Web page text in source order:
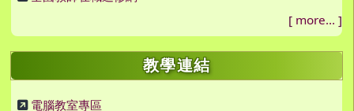
[ more... ]
教學連結
電腦教室專區